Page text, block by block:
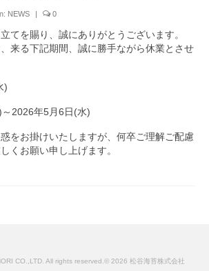
NEWS | 0
てを賜り、誠にありがとうございます。
来る下記期間、誠に勝手ながら休業とさせ
)
2026年5月6日(水)
をお掛けいたしますが、何卒ご理解ご配慮
くお願い申し上げます。
CO.,LTD. All rights reserved.© 2026 松谷海苔株式会社